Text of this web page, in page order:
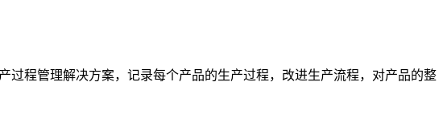
程管理解决方案，记录每个产品的生产过程，改进生产流程，对产品的整